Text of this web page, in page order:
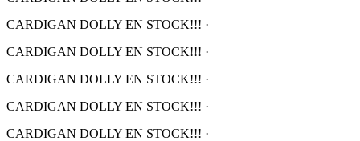
CARDIGAN DOLLY EN STOCK!!! ·
CARDIGAN DOLLY EN STOCK!!! ·
CARDIGAN DOLLY EN STOCK!!! ·
CARDIGAN DOLLY EN STOCK!!! ·
CARDIGAN DOLLY EN STOCK!!! ·